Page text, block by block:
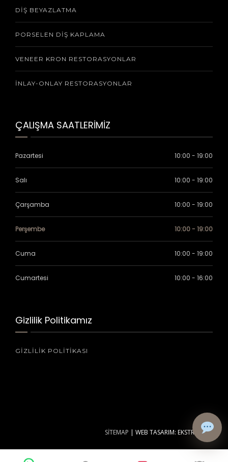
DIŞ BEYAZLATMA
PORSELEN DIŞ KAPLAMA
VENEER KRON RESTORASYONLAR
İNLAY-ONLAY RESTORASYONLAR
ÇALIŞMA SAATLERİMİZ
Pazartesi 10:00 - 19:00
Salı 10:00 - 19:00
Çarşamba 10:00 - 19:00
Perşembe 10:00 - 19:00
Cuma 10:00 - 19:00
Cumartesi 10:00 - 16:00
Gizlilik Politikamız
GIZLILIK POLITIKASI
SİTEMAP | WEB TASARIM: EKSTRA WEB